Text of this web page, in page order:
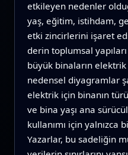
etkileyen nedenler
yaş, eğitim, istihdam,
etki zincirlerini işaret
derin toplumsal yapıları
büyük binaların
nedensel diyagramlar
elektrik için binanın
ve bina yaşı ana
kullanımı için yalnızca
Yazarlar, bu sadeliğin